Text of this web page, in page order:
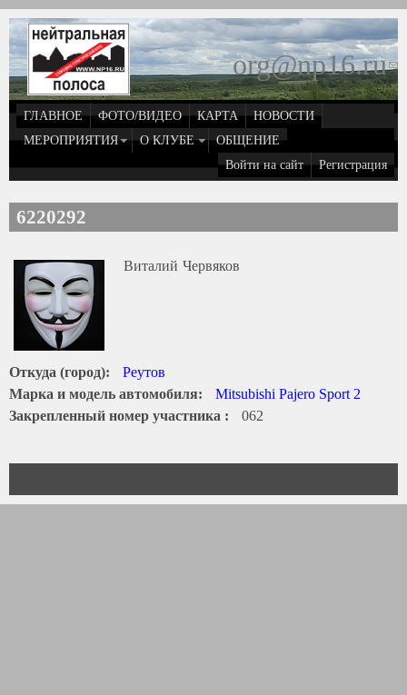
Перейти к основному содержанию
org@np16.ru
ГЛАВНОЕ ФОТО/ВИДЕО КАРТА
НОВОСТИ
МЕРОПРИЯТИЯ
О КЛУБЕ
ОБЩЕНИЕ
Войти на сайт
Регистрация
6220292
Виталий Червяков
Откуда (город):
Реутов
Марка и модель автомобиля:
Mitsubishi Pajero Sport 2
Закрепленный номер участника :
062